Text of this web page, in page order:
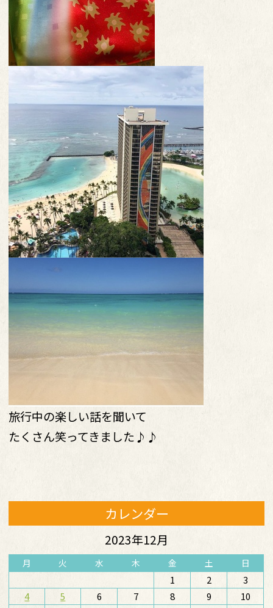
旅行中の楽しい話を聞いて
たくさん笑ってきました♪♪
カレンダー
2023年12月
月 火 水 木 金 土 日
1 2
3
4
5 6 7 8 9
10